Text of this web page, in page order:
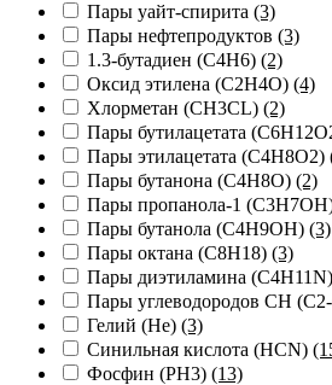
Пары уайт-спирита (3)
Пары нефтепродуктов (3)
1.3-бутадиен (C4H6) (2)
Оксид этилена (C2H4O) (4)
Хлорметан (CH3CL) (2)
Пары бутилацетата
Пары этилацетата (C4H8O2)
Пары бутанона (C4H8O) (2)
Пары пропанола-1
Пары бутанола (C4H9OH) (3)
Пары октана (C8H18) (3)
Пары диэтиламина (C4H11N)
Пары углеводородов CH
Гелий (He) (3)
Синильная кислота (HCN)
Фосфин (PH3) (13)